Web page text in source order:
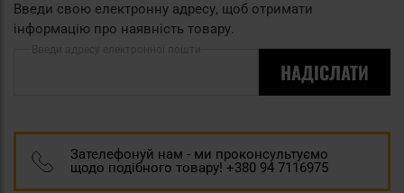
Введи свою електронну адресу, щоб отримати
інформацію про наявність товару.
НАДІСЛАТИ
Зателефонуй нам - ми проконсультуємо
щодо подібного товару! +380 94 7116975